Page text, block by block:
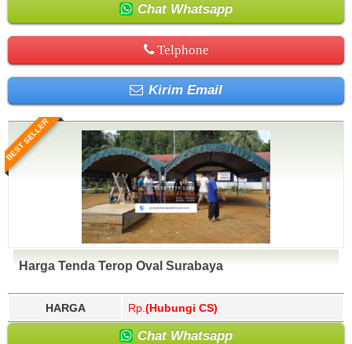
Chat Whatsapp
Telphone
Kirim Email
BEST SELLER
Harga Tenda Terop Oval Surabaya
HARGA Rp. (Hubungi CS)
Chat Whatsapp